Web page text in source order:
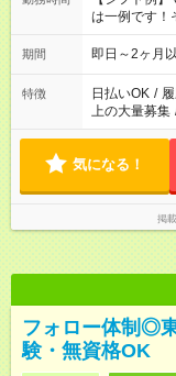
は一例です！
期間 即日～2ヶ月
特徴 日払いOK /
上の大量募集
気になる！
掲
フォロー体制◎
験・無資格OK